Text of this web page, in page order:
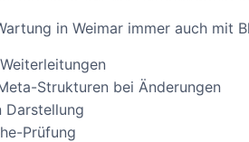
in Weimar immer auch mit
Strukturen bei Änderungen
Darstellung
Prüfung